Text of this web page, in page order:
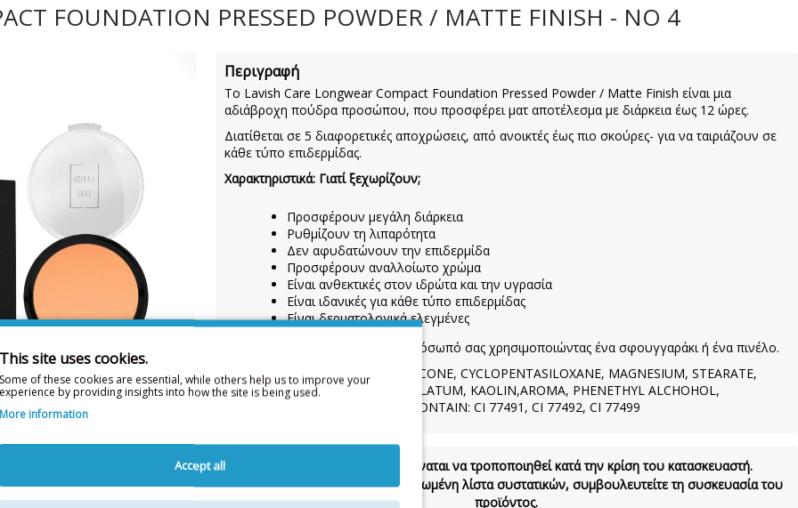
FOUNDATION PRESSED POWDER / MATTE FINISH - NO 4
Περιγραφή
Το Lavish Care Longwear Compact Foundation Pressed Powder / Matte Finish είναι μια
αδιάβροχη πούδρα προσώπου, που προσφέρει ματ αποτέλεσμα με διάρκεια έως 12 ώρες.
Διατίθεται σε 5 διαφορετικές αποχρώσεις, από ανοικτές έως πιο σκούρες- για να ταιριάζουν σε
κάθε τύπο επιδερμίδας.
Χαρακτηριστικά: Γιατί ξεχωρίζουν;
Προσφέρουν μεγάλη διάρκεια
Ρυθμίζουν τη λιπαρότητα
Δεν αφυδατώνουν την επιδερμίδα
Προσφέρουν αναλλοίωτο χρώμα
Είναι ανθεκτικές στον ιδρώτα και την υγρασία
Είναι ιδανικές για κάθε τύπο επιδερμίδας
Είναι δερματολογικά ελεγμένες
Απλώστε στο πρόσωπό σας χρησιμοποιώντας ένα σφουγγαράκι ή ένα πινέλο.
Συστατικά:TALC, MICA, DIMETHICONE, CYCLOPENTASILOXANE, MAGNESIUM, STEARATE,
PARAFFINUM LIQUIDUM, PETROLATUM, KAOLIN,AROMA, PHENETHYL ALCHOHOL,
PHENOXYETHANOL, BHT. MAY CONTAIN: CI 77491, CI 77492, CI 77499
Η λίστα συστατικών δύναται να τροποποιηθεί κατά την κρίση του κατασκευαστή.
Για την πιο πλήρη και ενημερωμένη λίστα συστατικών, συμβουλευτείτε τη συσκευασία του
προϊόντος.
This site uses cookies.
Some of these cookies are essential, while others help us to improve your
experience by providing insights into how the site is being used.
More information
Accept all